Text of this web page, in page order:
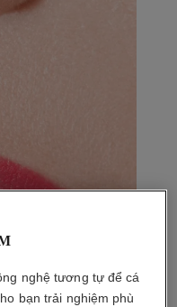
nghệ tương tự để cá
bạn trải nghiệm phù